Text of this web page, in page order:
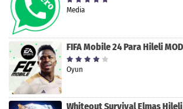
Media
Oyun